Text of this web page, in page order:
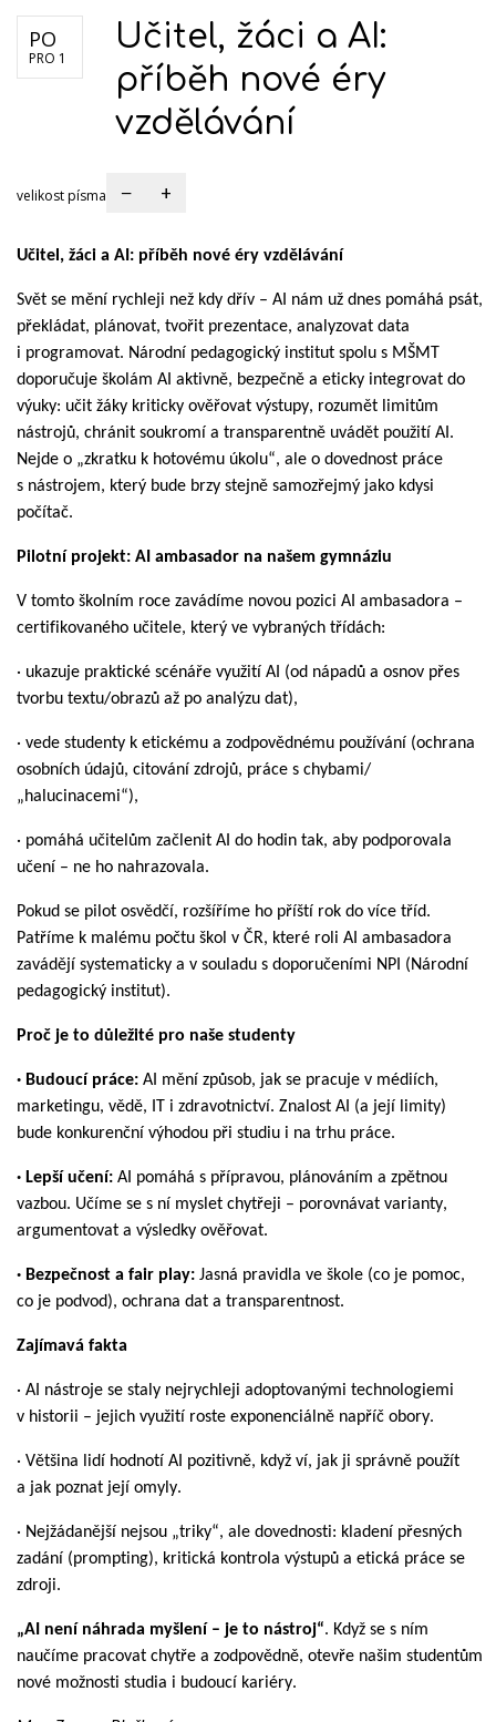
PO
PRO 1
Učitel, žáci a AI:
příběh nové éry
vzdělávání
velikost písma − +
Učitel, žáci a AI: příběh nové éry vzdělávání
Svět se mění rychleji než kdy dřív – AI nám už dnes pomáhá psát,
překládat, plánovat, tvořit prezentace, analyzovat data
i programovat. Národní pedagogický institut spolu s MŠMT
doporučuje školám AI aktivně, bezpečně a eticky integrovat do
výuky: učit žáky kriticky ověřovat výstupy, rozumět limitům
nástrojů, chránit soukromí a transparentně uvádět použití AI.
Nejde o „zkratku k hotovému úkolu“, ale o dovednost práce
s nástrojem, který bude brzy stejně samozřejmý jako kdysi
počítač.
Pilotní projekt: AI ambasador na našem gymnáziu
V tomto školním roce zavádíme novou pozici AI ambasadora –
certifikovaného učitele, který ve vybraných třídách:
· ukazuje praktické scénáře využití AI (od nápadů a osnov přes
tvorbu textu/obrazů až po analýzu dat),
· vede studenty k etickému a zodpovědnému používání (ochrana
osobních údajů, citování zdrojů, práce s chybami/
„halucinacemi“),
· pomáhá učitelům začlenit AI do hodin tak, aby podporovala
učení – ne ho nahrazovala.
Pokud se pilot osvědčí, rozšíříme ho příští rok do více tříd.
Patříme k malému počtu škol v ČR, které roli AI ambasadora
zavádějí systematicky a v souladu s doporučeními NPI (Národní
pedagogický institut).
Proč je to důležité pro naše studenty
· Budoucí práce: AI mění způsob, jak se pracuje v médiích,
marketingu, vědě, IT i zdravotnictví. Znalost AI (a její limity)
bude konkurenční výhodou při studiu i na trhu práce.
· Lepší učení: AI pomáhá s přípravou, plánováním a zpětnou
vazbou. Učíme se s ní myslet chytřeji – porovnávat varianty,
argumentovat a výsledky ověřovat.
· Bezpečnost a fair play: Jasná pravidla ve škole (co je pomoc,
co je podvod), ochrana dat a transparentnost.
Zajímavá fakta
· AI nástroje se staly nejrychleji adoptovanými technologiemi
v historii – jejich využití roste exponenciálně napříč obory.
· Většina lidí hodnotí AI pozitivně, když ví, jak ji správně použít
a jak poznat její omyly.
· Nejžádanější nejsou „triky“, ale dovednosti: kladení přesných
zadání (prompting), kritická kontrola výstupů a etická práce se
zdroji.
„AI není náhrada myšlení – je to nástroj“. Když se s ním
naučíme pracovat chytře a zodpovědně, otevře našim studentům
nové možnosti studia i budoucí kariéry.